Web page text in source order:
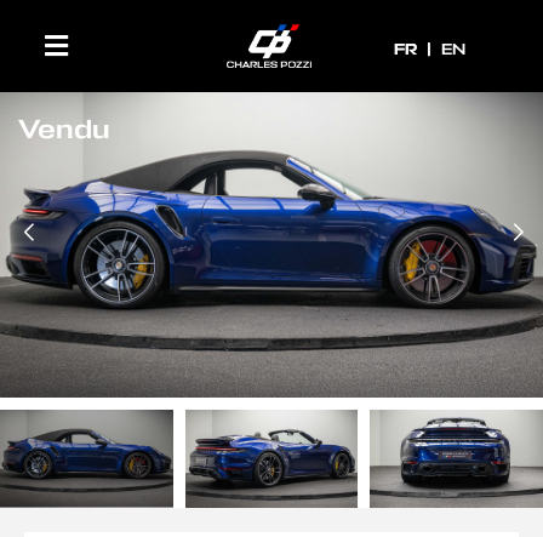
FR
FR EN
Vendu